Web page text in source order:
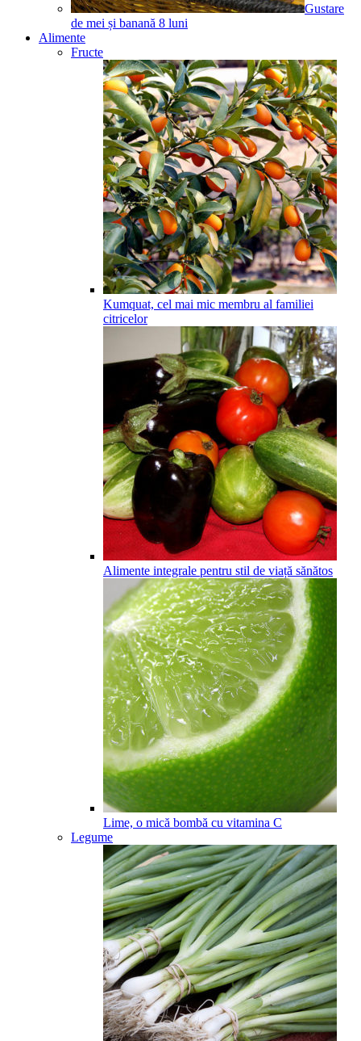
Gustare
de mei și banană 8 luni
Alimente
Fructe
Kumquat, cel mai mic membru al familiei
citricelor
Alimente integrale pentru stil de viață sănătos
Lime, o mică bombă cu vitamina C
Legume